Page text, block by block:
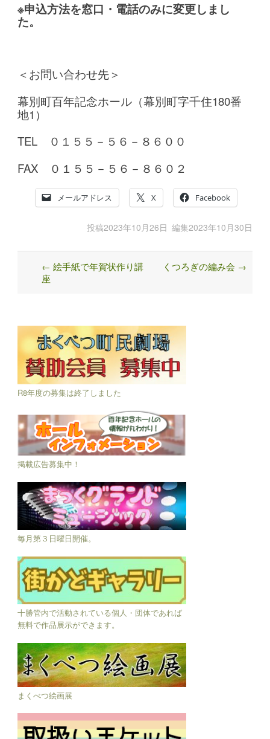
※申込方法を窓口・電話のみに変更しまし
た。
＜お問い合わせ先＞
幕別町百年記念ホール（幕別町字千住180番
地1）
TEL ０１５５－５６－８６００
FAX ０１５５－５６－８６０２
メールアドレス X Facebook
投稿2023年10月26日 編集2023年10月30日
Post
navigation
← 絵手紙で年賀状作り講
座
くつろぎの編み会 →
R8年度の募集は終了しました
掲載広告募集中！
毎月第３日曜日開催。
十勝管内で活動されている個人・団体であれば
無料で作品展示ができます。
まくべつ絵画展